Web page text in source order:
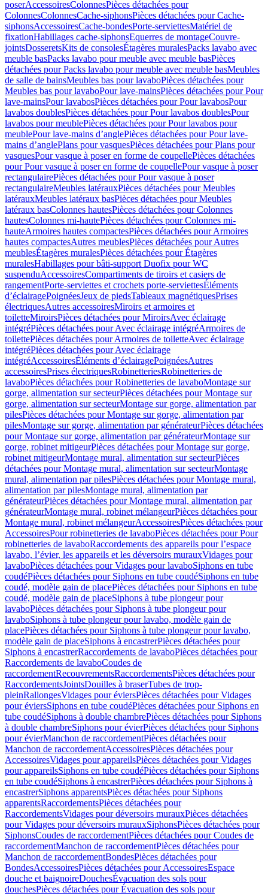
poserAccessoiresColonnesPièces détachées pour
ColonnesColonnesCache-siphonsPièces détachées pour Cache-
siphonsAccessoiresCache-bondesPorte-serviettesMatériel de
fixationHabillages cache-siphonsEquerres de montageCouvre-
jointsDosseretsKits de consolesÉtagères muralesPacks lavabo avec
meuble basPacks lavabo pour meuble avec meuble basPièces
détachées pour Packs lavabo pour meuble avec meuble basMeubles
de salle de bainsMeubles bas pour lavaboPièces détachées pour
Meubles bas pour lavaboPour lave-mainsPièces détachées pour Pour
lave-mainsPour lavabosPièces détachées pour Pour lavabosPour
lavabos doublesPièces détachées pour Pour lavabos doublesPour
lavabos pour meublePièces détachées pour Pour lavabos pour
meublePour lave-mains d’anglePièces détachées pour Pour lave-
mains d’anglePlans pour vasquesPièces détachées pour Plans pour
vasquesPour vasque à poser en forme de coupellePièces détachées
pour Pour vasque à poser en forme de coupellePour vasque à poser
rectangulairePièces détachées pour Pour vasque à poser
rectangulaireMeubles latérauxPièces détachées pour Meubles
latérauxMeubles latéraux basPièces détachées pour Meubles
latéraux basColonnes hautesPièces détachées pour Colonnes
hautesColonnes mi-hautePièces détachées pour Colonnes mi-
hauteArmoires hautes compactesPièces détachées pour Armoires
hautes compactesAutres meublesPièces détachées pour Autres
meublesÉtagères muralesPièces détachées pour Étagères
muralesHabillages pour bâti-support Duofix pour WC
suspenduAccessoiresCompartiments de tiroirs et casiers de
rangementPorte-serviettes et crochets porte-serviettesÉléments
d’éclairagePoignéesJeux de piedsTableaux magnétiquesPrises
électriquesAutres accessoiresMiroirs et armoires et
toiletteMiroirsPièces détachées pour MiroirsAvec éclairage
intégréPièces détachées pour Avec éclairage intégréArmoires de
toilettePièces détachées pour Armoires de toiletteAvec éclairage
intégréPièces détachées pour Avec éclairage
intégréAccessoiresÉléments d’éclairagePoignéesAutres
accessoiresPrises électriquesRobinetteriesRobinetteries de
lavaboPièces détachées pour Robinetteries de lavaboMontage sur
gorge, alimentation sur secteurPièces détachées pour Montage sur
gorge, alimentation sur secteurMontage sur gorge, alimentation par
pilesPièces détachées pour Montage sur gorge, alimentation par
pilesMontage sur gorge, alimentation par générateurPièces détachées
pour Montage sur gorge, alimentation par générateurMontage sur
gorge, robinet mitigeurPièces détachées pour Montage sur gorge,
robinet mitigeurMontage mural, alimentation sur secteurPièces
détachées pour Montage mural, alimentation sur secteurMontage
mural, alimentation par pilesPièces détachées pour Montage mural,
alimentation par pilesMontage mural, alimentation par
générateurPièces détachées pour Montage mural, alimentation par
générateurMontage mural, robinet mélangeurPièces détachées pour
Montage mural, robinet mélangeurAccessoiresPièces détachées pour
AccessoiresPour robinetteries de lavaboPièces détachées pour Pour
robinetteries de lavaboRaccordements des appareils pour l’espace
lavabo, l’évier, les appareils et les déversoirs murauxVidages pour
lavaboPièces détachées pour Vidages pour lavaboSiphons en tube
coudéPièces détachées pour Siphons en tube coudéSiphons en tube
coudé, modèle gain de placePièces détachées pour Siphons en tube
coudé, modèle gain de placeSiphons à tube plongeur pour
lavaboPièces détachées pour Siphons à tube plongeur pour
lavaboSiphons à tube plongeur pour lavabo, modèle gain de
placePièces détachées pour Siphons à tube plongeur pour lavabo,
modèle gain de placeSiphons à encastrerPièces détachées pour
Siphons à encastrerRaccordements de lavaboPièces détachées pour
Raccordements de lavaboCoudes de
raccordementRecouvrementsRaccordementsPièces détachées pour
RaccordementsJointsDouilles à braserTubes de trop-
pleinRallongesVidages pour éviersPièces détachées pour Vidages
pour éviersSiphons en tube coudéPièces détachées pour Siphons en
tube coudéSiphons à double chambrePièces détachées pour Siphons
à double chambreSiphons pour évierPièces détachées pour Siphons
pour évierManchon de raccordementPièces détachées pour
Manchon de raccordementAccessoiresPièces détachées pour
AccessoiresVidages pour appareilsPièces détachées pour Vidages
pour appareilsSiphons en tube coudéPièces détachées pour Siphons
en tube coudéSiphons à encastrerPièces détachées pour Siphons à
encastrerSiphons apparentsPièces détachées pour Siphons
apparentsRaccordementsPièces détachées pour
RaccordementsVidages pour déversoirs murauxPièces détachées
pour Vidages pour déversoirs murauxSiphonsPièces détachées pour
SiphonsCoudes de raccordementPièces détachées pour Coudes de
raccordementManchon de raccordementPièces détachées pour
Manchon de raccordementBondesPièces détachées pour
BondesAccessoiresPièces détachées pour AccessoiresEspace
douche et baignoireDouchesÉvacuation des sols pour
douchesPièces détachées pour Évacuation des sols pour